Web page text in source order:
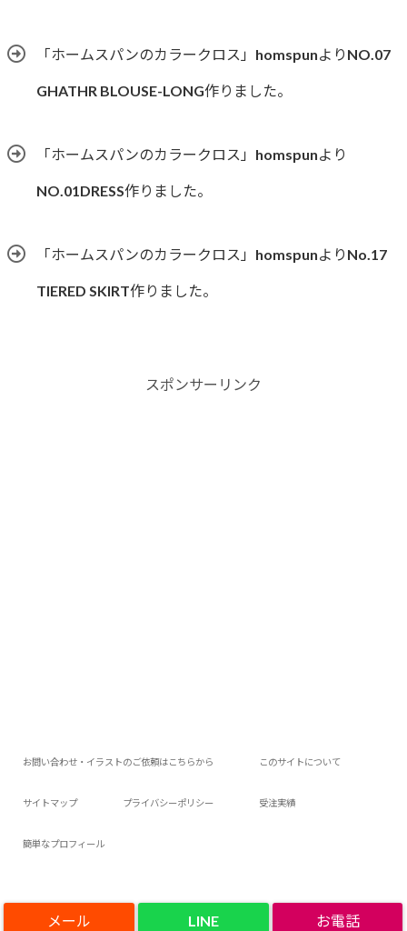
LINE
「ホームスパンのカラークロス」homspunよりNO.07
GHATHR BLOUSE-LONG作りました。
「ホームスパンのカラークロス」homspunより
NO.01DRESS作りました。
「ホームスパンのカラークロス」homspunよりNo.17
TIERED SKIRT作りました。
スポンサーリンク
お問い合わせ・イラストのご依頼はこちらから このサイトについて
サイトマップ プライバシーポリシー 受注実績
簡単なプロフィール
Copyright© アロアロウィの今日は何作ろ？ , 2020 All Rights Reserved.